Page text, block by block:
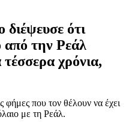
ότι
από την Ρεάλ
τέσσερα χρόνια,
φήμες που τον θέλουν να έχει
με τη Ρεάλ.